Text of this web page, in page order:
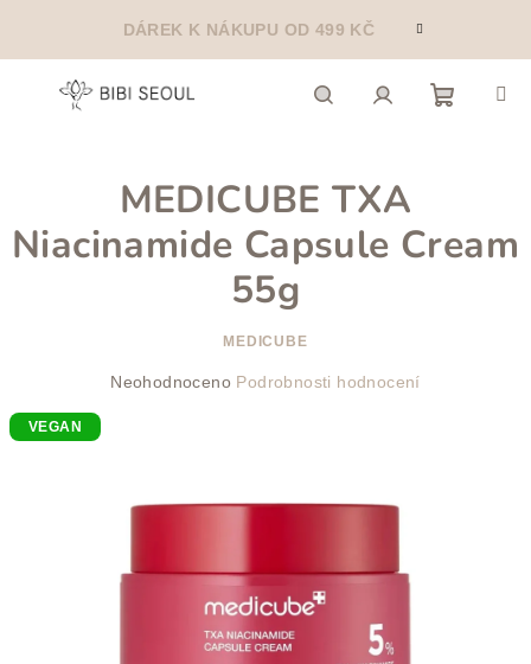
obsah
DÁREK K NÁKUPU OD 499 KČ
MEDICUBE TXA
Niacinamide Capsule Cream
55g
MEDICUBE
Průměrné
Neohodnoceno Podrobnosti hodnocení
VEGAN